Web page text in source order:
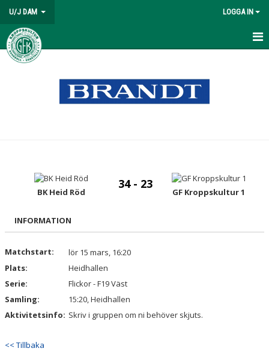
U/J DAM LOGGA IN
HEM
BILDGALLERI
DOKUMENT
BK Heid Röd
34 - 23
GF Kroppskultur 1
INFORMATION
Matchstart:
lör 15 mars, 16:20
Plats:
Heidhallen
Serie:
Flickor - F19 Väst
Samling:
15:20, Heidhallen
Aktivitetsinfo: Skriv i gruppen om ni behöver skjuts.
<< Tillbaka